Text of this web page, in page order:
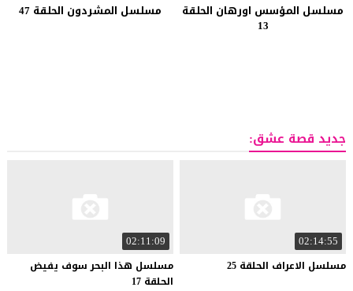
مسلسل المؤسس اورهان الحلقة
13
مسلسل المشردون الحلقة 47
جديد قصة عشق:
02:14:55
مسلسل الاعراف الحلقة 25
02:11:09
مسلسل هذا البحر سوف يفيض
الحلقة 17